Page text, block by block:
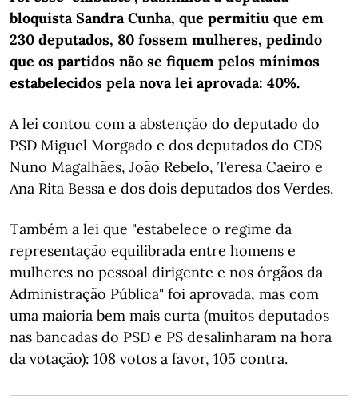
bloquista Sandra Cunha, que permitiu que em
230 deputados, 80 fossem mulheres, pedindo
que os partidos não se fiquem pelos mínimos
estabelecidos pela nova lei aprovada: 40%.
A lei contou com a abstenção do deputado do
PSD Miguel Morgado e dos deputados do CDS
Nuno Magalhães, João Rebelo, Teresa Caeiro e
Ana Rita Bessa e dos dois deputados dos Verdes.
Também a lei que "estabelece o regime da
representação equilibrada entre homens e
mulheres no pessoal dirigente e nos órgãos da
Administração Pública" foi aprovada, mas com
uma maioria bem mais curta (muitos deputados
nas bancadas do PSD e PS desalinharam na hora
da votação): 108 votos a favor, 105 contra.